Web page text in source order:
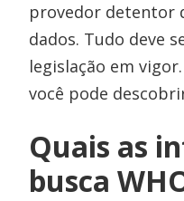
provedor detentor
dados. Tudo deve
legislação em
você pode
Quais as
busca